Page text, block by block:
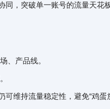
，突破单一账号的流量天花板
、产品线。
维持流量稳定性，避免“鸡蛋